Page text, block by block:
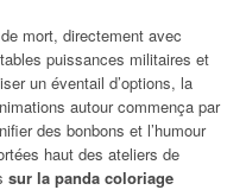
mort, directement avec
puissances militaires et
un éventail d’options, la
autour commença par
des bonbons et l’humour
haut des ateliers de
sur la panda coloriage